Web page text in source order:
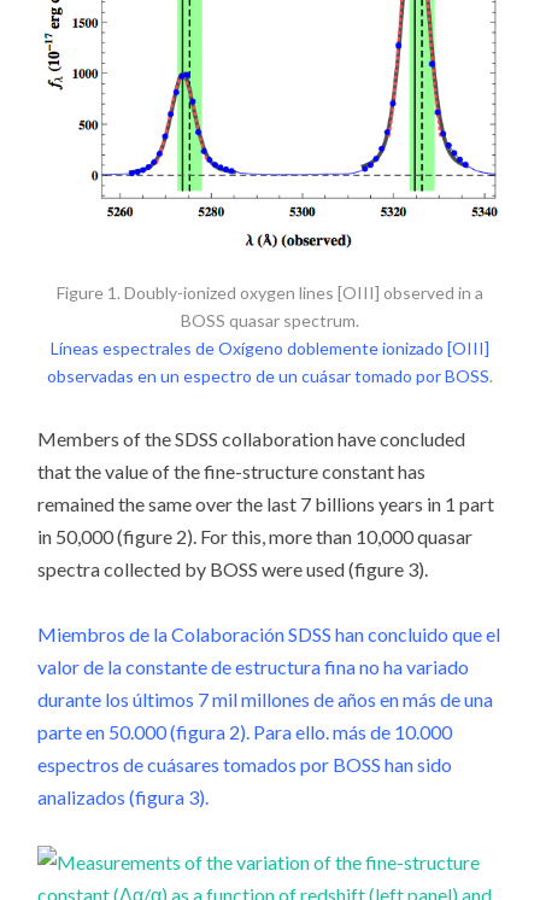
Figure 1. Doubly-ionized oxygen lines [OIII] observed in a
BOSS quasar spectrum.
Líneas espectrales de Oxígeno doblemente ionizado [OIII]
observadas en un espectro de un cuásar tomado por BOSS.
Members of the SDSS collaboration have concluded
that the value of the fine-structure constant has
remained the same over the last 7 billions years in 1 part
in 50,000 (figure 2). For this, more than 10,000 quasar
spectra collected by BOSS were used (figure 3).
Miembros de la Colaboración SDSS han concluido que el
valor de la constante de estructura fina no ha variado
durante los últimos 7 mil millones de años en más de una
parte en 50.000 (figura 2). Para ello. más de 10.000
espectros de cuásares tomados por BOSS han sido
analizados (figura 3).